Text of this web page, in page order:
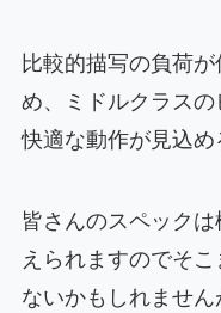
比較的描写の負荷
め、ミドルクラス
快適な動作が見込め
皆さんのスペック
えられますのでそ
ないかもしれませ